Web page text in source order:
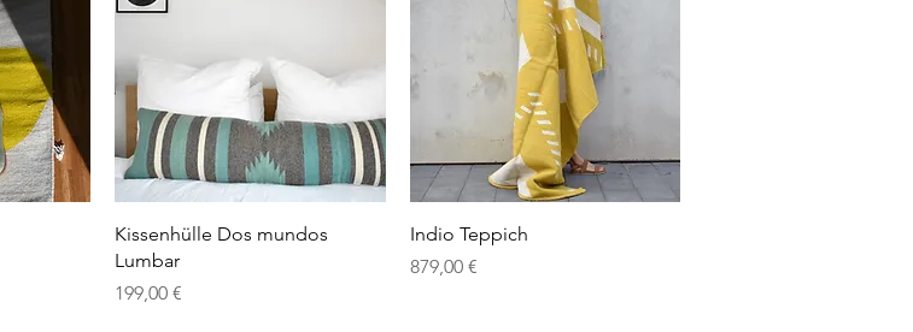
Schnellansicht
Kissenhülle Dos mundos
Lumbar
Preis
199,00 €
Schnellansicht
Indio Teppich
Preis
879,00 €